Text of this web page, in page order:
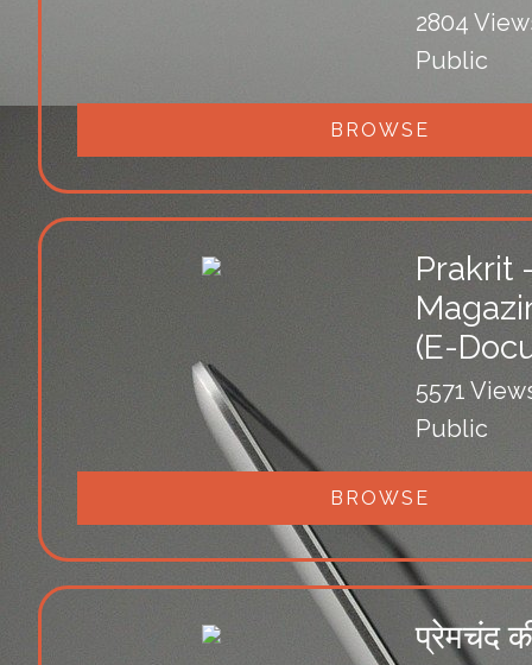
2804
Public
BROWSE
Prakrit
(E-
5571
Public
BROWSE
प्रेमचंद